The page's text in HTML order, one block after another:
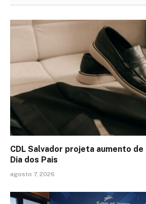
CDL Salvador projeta aumento de
Dia dos Pais
agosto 7, 2026